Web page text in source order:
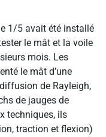
1/5 avait été installé
le mât et la voile
mois. Les
le mât d’une
de Rayleigh,
de jauges de
techniques, ils
traction et flexion)